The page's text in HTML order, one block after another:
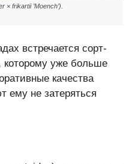
frikartii ’Moench’).
встречается сорт-
которому уже больше
качества
ему не затеряться